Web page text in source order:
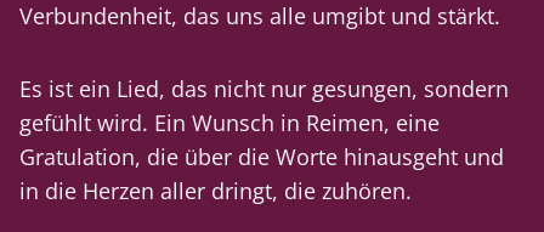
Verbundenheit, das uns alle umgibt und stärkt.
Es ist ein Lied, das nicht nur gesungen, sondern
gefühlt wird. Ein Wunsch in Reimen, eine
Gratulation, die über die Worte hinausgeht und
in die Herzen aller dringt, die zuhören.